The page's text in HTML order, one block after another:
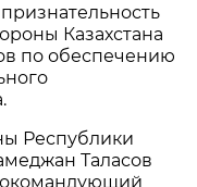
Казахстана
по обеспечению
Республики
Таласов